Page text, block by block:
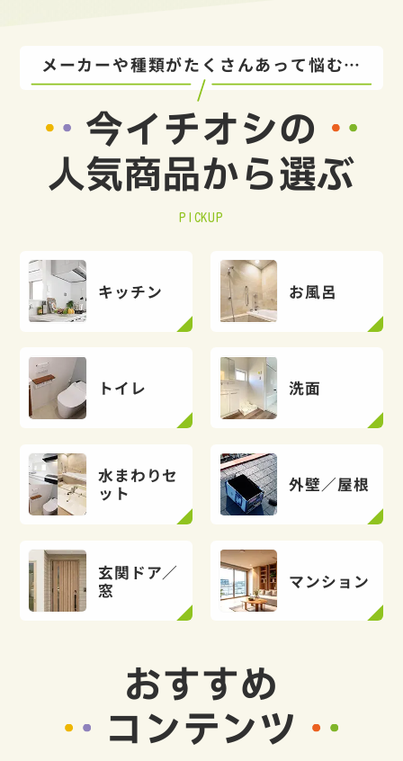
メーカーや種類がたくさんあって悩む…
今イチオシの
人気商品から選ぶ
PICKUP
キッチン お風呂
トイレ 洗面
水まわりセ
ット
外壁／屋根
玄関ドア／
窓
マンション
おすすめ
コンテンツ